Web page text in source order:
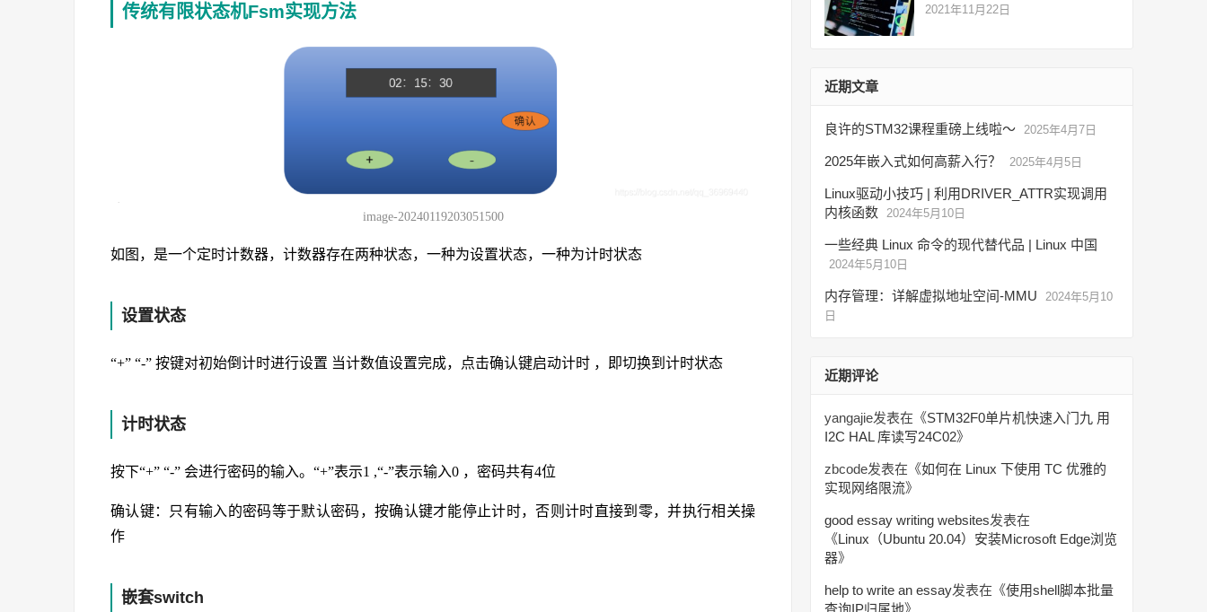
传统有限状态机Fsm实现方法
image-20240119203051500
如图，是一个定时计数器，计数器存在两种状态，一种为设置状态，一种为计时状态
设置状态
“+” “-” 按键对初始倒计时进行设置 当计数值设置完成，点击确认键启动计时 ，即切换到计时状态
计时状态
按下“+” “-” 会进行密码的输入。“+”表示1 ,“-”表示输入0 ，密码共有4位
确认键：只有输入的密码等于默认密码，按确认键才能停止计时，否则计时直接到零，并执行相关操
作
嵌套switch
2021年11月22日
近期文章
良许的STM32课程重磅上线啦～ 2025年4月7日
2025年嵌入式如何高薪入行？ 2025年4月5日
Linux驱动小技巧 | 利用DRIVER_ATTR实现调用
内核函数 2024年5月10日
一些经典 Linux 命令的现代替代品 | Linux 中国
2024年5月10日
内存管理：详解虚拟地址空间-MMU
2024年5月10
日
近期评论
yangajie发表在《STM32F0单片机快速入门九 用
I2C HAL 库读写24C02》
zbcode发表在《如何在 Linux 下使用 TC 优雅的
实现网络限流》
good essay writing websites发表在
《Linux（Ubuntu 20.04）安装Microsoft Edge浏览
器》
help to write an essay发表在《使用shell脚本批量
查询IP归属地》